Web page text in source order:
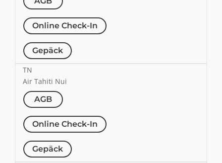
Online Check-In
Gepäck
TN
Air Tahiti Nui
AGB
Online Check-In
Gepäck